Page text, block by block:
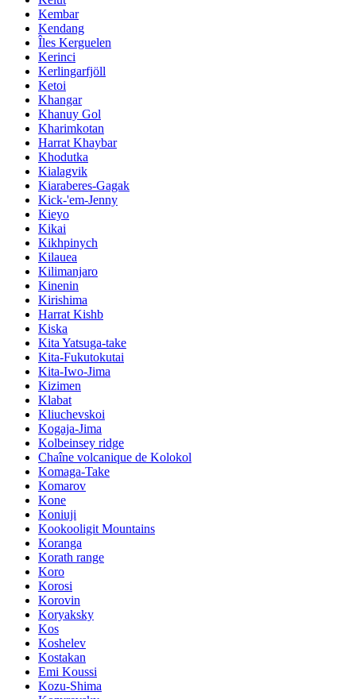
Kembar
Kendang
Îles Kerguelen
Kerinci
Kerlingarfjöll
Ketoi
Khangar
Khanuy Gol
Kharimkotan
Harrat Khaybar
Khodutka
Kialagvik
Kiaraberes-Gagak
Kick-'em-Jenny
Kieyo
Kikai
Kikhpinych
Kilauea
Kilimanjaro
Kinenin
Kirishima
Harrat Kishb
Kiska
Kita Yatsuga-take
Kita-Fukutokutai
Kita-Iwo-Jima
Kizimen
Klabat
Kliuchevskoi
Kogaja-Jima
Kolbeinsey ridge
Chaîne volcanique de Kolokol
Komaga-Take
Komarov
Kone
Koniuji
Kookooligit Mountains
Koranga
Korath range
Koro
Korosi
Korovin
Koryaksky
Kos
Koshelev
Kostakan
Emi Koussi
Kozu-Shima